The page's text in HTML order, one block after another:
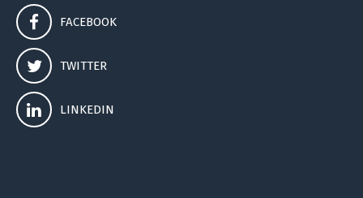
FACEBOOK
TWITTER
LINKEDIN